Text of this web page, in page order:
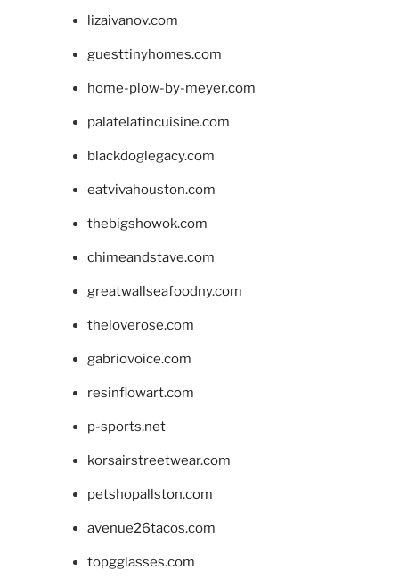
lizaivanov.com
guesttinyhomes.com
home-plow-by-meyer.com
palatelatincuisine.com
blackdoglegacy.com
eatvivahouston.com
thebigshowok.com
chimeandstave.com
greatwallseafoodny.com
theloverose.com
gabriovoice.com
resinflowart.com
p-sports.net
korsairstreetwear.com
petshopallston.com
avenue26tacos.com
topgglasses.com